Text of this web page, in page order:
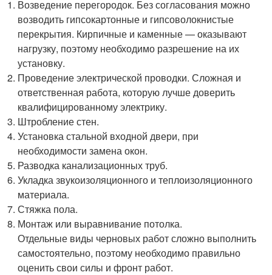
Возведение перегородок. Без согласования можно
возводить гипсокартонные и гипсоволокнистые
перекрытия. Кирпичные и каменные — оказывают
нагрузку, поэтому необходимо разрешение на их
установку.
Проведение электрической проводки. Сложная и
ответственная работа, которую лучше доверить
квалифицированному электрику.
Штробление стен.
Установка стальной входной двери, при
необходимости замена окон.
Разводка канализационных труб.
Укладка звукоизоляционного и теплоизоляционного
материала.
Стяжка пола.
Монтаж или выравнивание потолка.
Отдельные виды черновых работ сложно выполнить
самостоятельно, поэтому необходимо правильно
оценить свои силы и фронт работ.